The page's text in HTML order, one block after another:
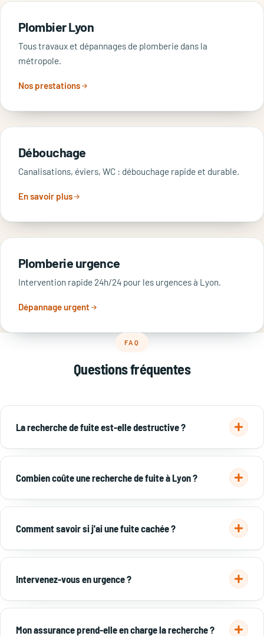
Plombier Lyon
Tous travaux et dépannages de plomberie dans la
métropole.
Nos prestations
Débouchage
Canalisations, éviers, WC : débouchage rapide et durable.
En savoir plus
Plomberie urgence
Intervention rapide 24h/24 pour les urgences à Lyon.
Dépannage urgent
FAQ
Questions fréquentes
La recherche de fuite est-elle destructive ?
Non. On localise la fuite sans casser grâce à la caméra
thermique, au gaz traceur et à l'écoute électroacoustique.
Seule la zone précise est ouverte pour réparer.
Combien coûte une recherche de fuite à Lyon ?
Entre 150 et 400 € selon la méthode nécessaire. La
réparation est chiffrée à part, selon l'accès à la canalisation.
Comment savoir si j'ai une fuite cachée ?
Facture en hausse, traces d'humidité, compteur qui tourne
robinets fermés ou baisse de pression sont les signes les plus
fréquents.
Intervenez-vous en urgence ?
Oui, en urgence à Lyon et dans l'est lyonnais pour les fuites
Mon assurance prend-elle en charge la recherche ?